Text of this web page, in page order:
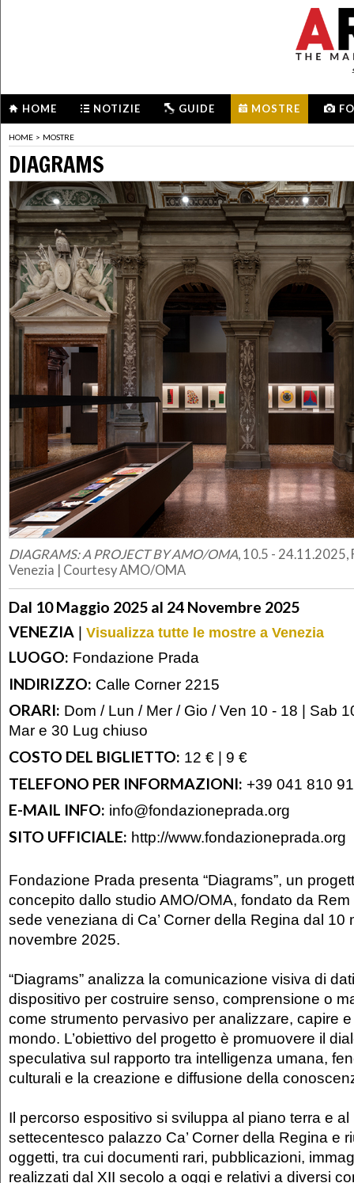
HOME NOTIZIE GUIDE MOSTRE
HOME > MOSTRE
DIAGRAMS
DIAGRAMS: A PROJECT BY AMO/OMA, 10.5 - 24.11.2025,
Venezia | Courtesy AMO/OMA
Dal 10 Maggio 2025 al 24 Novembre 2025
VENEZIA | Visualizza tutte le mostre a Venezia
LUOGO: Fondazione Prada
INDIRIZZO: Calle Corner 2215
ORARI: Dom / Lun / Mer / Gio / Ven 10 - 18 | Sab
Mar e 30 Lug chiuso
COSTO DEL BIGLIETTO: 12 € | 9 €
TELEFONO PER INFORMAZIONI: +39 041 810
E-MAIL INFO: info@fondazioneprada.org
SITO UFFICIALE: http://www.fondazioneprada.org
Fondazione Prada presenta “Diagrams”, un
concepito dallo studio AMO/OMA, fondato da
sede veneziana di Ca’ Corner della Regina dal 10
novembre 2025.
“Diagrams” analizza la comunicazione visiva di
dispositivo per costruire senso, comprensione o
come strumento pervasivo per analizzare, capire
mondo. L’obiettivo del progetto è promuovere il
speculativa sul rapporto tra intelligenza umana,
culturali e la creazione e diffusione della
Il percorso espositivo si sviluppa al piano terra e
settecentesco palazzo Ca’ Corner della Regina e
oggetti, tra cui documenti rari, pubblicazioni,
realizzati dal XII secolo a oggi e relativi a diversi